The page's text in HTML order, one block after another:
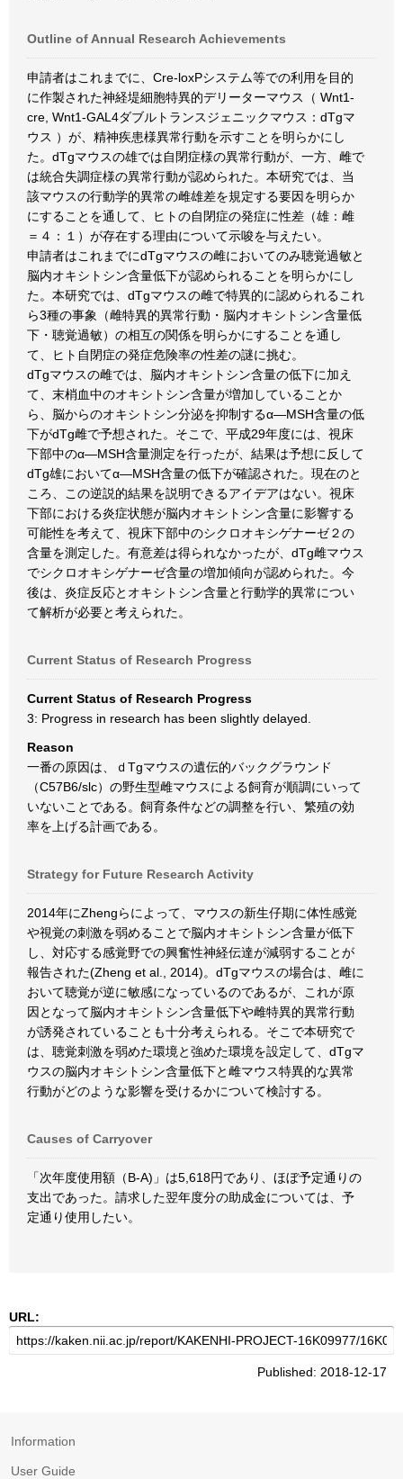
Outline of Annual Research Achievements
申請者はこれまでに、Cre-loxPシステム等での利用を目的
に作製された神経堤細胞特異的デリーターマウス（ Wnt1-
cre, Wnt1-GAL4ダブルトランスジェニックマウス：dTgマ
ウス ）が、精神疾患様異常行動を示すことを明らかにし
た。dTgマウスの雄では自閉症様の異常行動が、一方、雌で
は統合失調症様の異常行動が認められた。本研究では、当
該マウスの行動学的異常の雌雄差を規定する要因を明らか
にすることを通して、ヒトの自閉症の発症に性差（雄：雌
＝４：１）が存在する理由について示唆を与えたい。
申請者はこれまでにdTgマウスの雌においてのみ聴覚過敏と
脳内オキシトシン含量低下が認められることを明らかにし
た。本研究では、dTgマウスの雌で特異的に認められるこれ
ら3種の事象（雌特異的異常行動・脳内オキシトシン含量低
下・聴覚過敏）の相互の関係を明らかにすることを通し
て、ヒト自閉症の発症危険率の性差の謎に挑む。
dTgマウスの雌では、脳内オキシトシン含量の低下に加え
て、末梢血中のオキシトシン含量が増加していることか
ら、脳からのオキシトシン分泌を抑制するα―MSH含量の低
下がdTg雌で予想された。そこで、平成29年度には、視床
下部中のα―MSH含量測定を行ったが、結果は予想に反して
dTg雄においてα―MSH含量の低下が確認された。現在のと
ころ、この逆説的結果を説明できるアイデアはない。視床
下部における炎症状態が脳内オキシトシン含量に影響する
可能性を考えて、視床下部中のシクロオキシゲナーゼ２の
含量を測定した。有意差は得られなかったが、dTg雌マウス
でシクロオキシゲナーゼ含量の増加傾向が認められた。今
後は、炎症反応とオキシトシン含量と行動学的異常につい
て解析が必要と考えられた。
Current Status of Research Progress
Current Status of Research Progress
3: Progress in research has been slightly delayed.
Reason
一番の原因は、ｄTgマウスの遺伝的バックグラウンド
（C57B6/slc）の野生型雌マウスによる飼育が順調にいって
いないことである。飼育条件などの調整を行い、繁殖の効
率を上げる計画である。
Strategy for Future Research Activity
2014年にZhengらによって、マウスの新生仔期に体性感覚
や視覚の刺激を弱めることで脳内オキシトシン含量が低下
し、対応する感覚野での興奮性神経伝達が減弱することが
報告された(Zheng et al., 2014)。dTgマウスの場合は、雌に
おいて聴覚が逆に敏感になっているのであるが、これが原
因となって脳内オキシトシン含量低下や雌特異的異常行動
が誘発されていることも十分考えられる。そこで本研究で
は、聴覚刺激を弱めた環境と強めた環境を設定して、dTgマ
ウスの脳内オキシトシン含量低下と雌マウス特異的な異常
行動がどのような影響を受けるかについて検討する。
Causes of Carryover
「次年度使用額（B-A)」は5,618円であり、ほぼ予定通りの
支出であった。請求した翌年度分の助成金については、予
定通り使用したい。
URL:
Published: 2018-12-17
Information
User Guide